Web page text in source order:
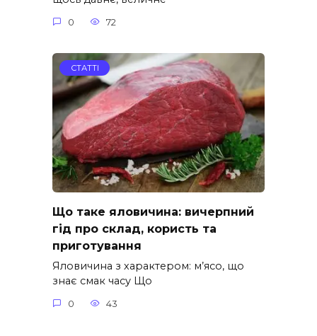
0 72
СТАТТІ
Що таке яловичина: вичерпний
гід про склад, користь та
приготування
Яловичина з характером: м’ясо, що
знає смак часу Що
0 43